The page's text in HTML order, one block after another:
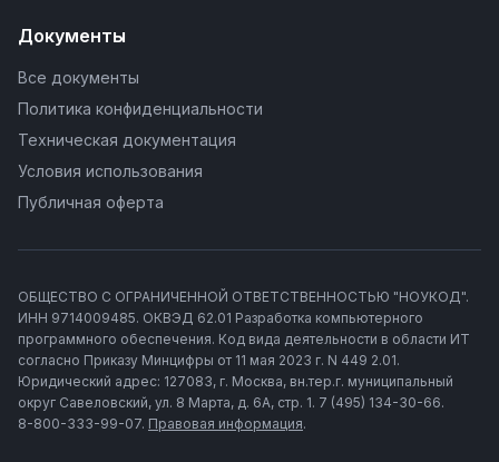
Документы
Все документы
Политика конфиденциальности
Техническая документация
Условия использования
Публичная оферта
ОБЩЕСТВО С ОГРАНИЧЕННОЙ ОТВЕТСТВЕННОСТЬЮ "НОУКОД".
ИНН 9714009485. ОКВЭД 62.01 Разработка компьютерного
программного обеспечения. Код вида деятельности в области ИТ
согласно Приказу Минцифры от 11 мая 2023 г. N 449 2.01.
Юридический адрес: 127083, г. Москва, вн.тер.г. муниципальный
округ Савеловский, ул. 8 Марта, д. 6А, стр. 1. 7 (495) 134-30-66.
8-800-333-99-07. Правовая информация.